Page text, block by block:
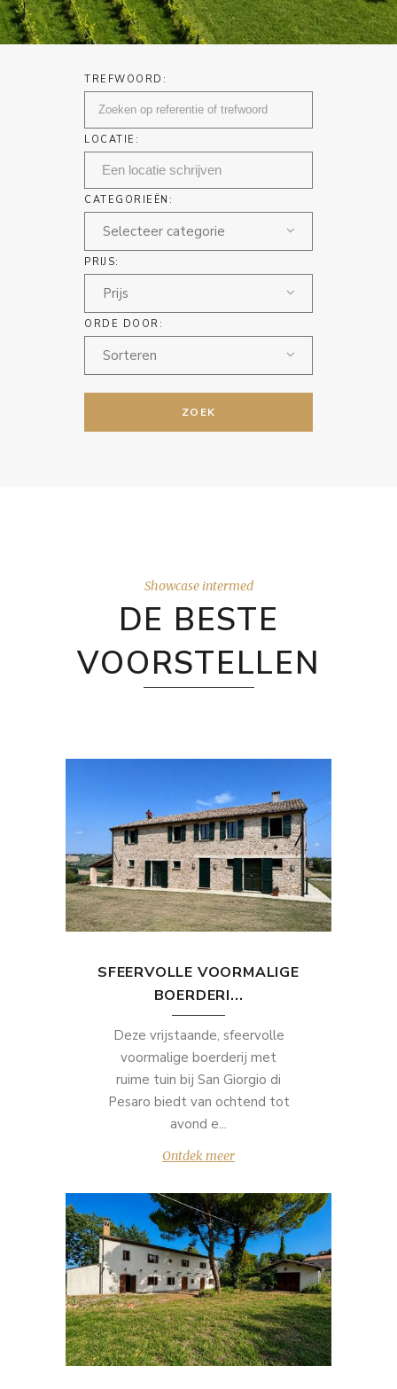
TREFWOORD:
LOCATIE:
CATEGORIEËN:
Selecteer categorie
PRIJS:
Prijs
ORDE DOOR:
Sorteren
ZOEK
Showcase intermed
DE BESTE
VOORSTELLEN
SFEERVOLLE VOORMALIGE
BOERDERI...
Deze vrijstaande, sfeervolle
voormalige boerderij met
ruime tuin bij San Giorgio di
Pesaro biedt van ochtend tot
avond e...
Ontdek meer